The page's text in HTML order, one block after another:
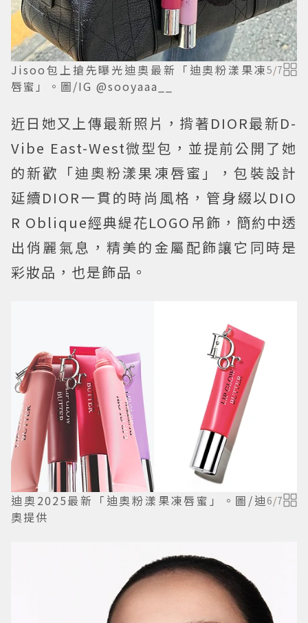
Jisoo包上搶先曝光迪奧最新「迪奧粉漾果凍
唇蜜」。圖/IG @sooyaaa__
5/7
近日她又上傳最新照片，揹著DIOR最新D-
Vibe East-West微型包，並提前公開了她
的新歡「迪奧粉漾果凍唇蜜」，包裝設計
延續DIOR一貫的時尚風格，管身綴以DIO
R Oblique經典緹花LOGO吊飾，簡約中透
出俏麗氣息，精美的金屬配飾讓它同時是
彩妝品，也是飾品。
迪奧2025最新「迪奧粉漾果凍唇蜜」。圖/迪
奧提供
6/7